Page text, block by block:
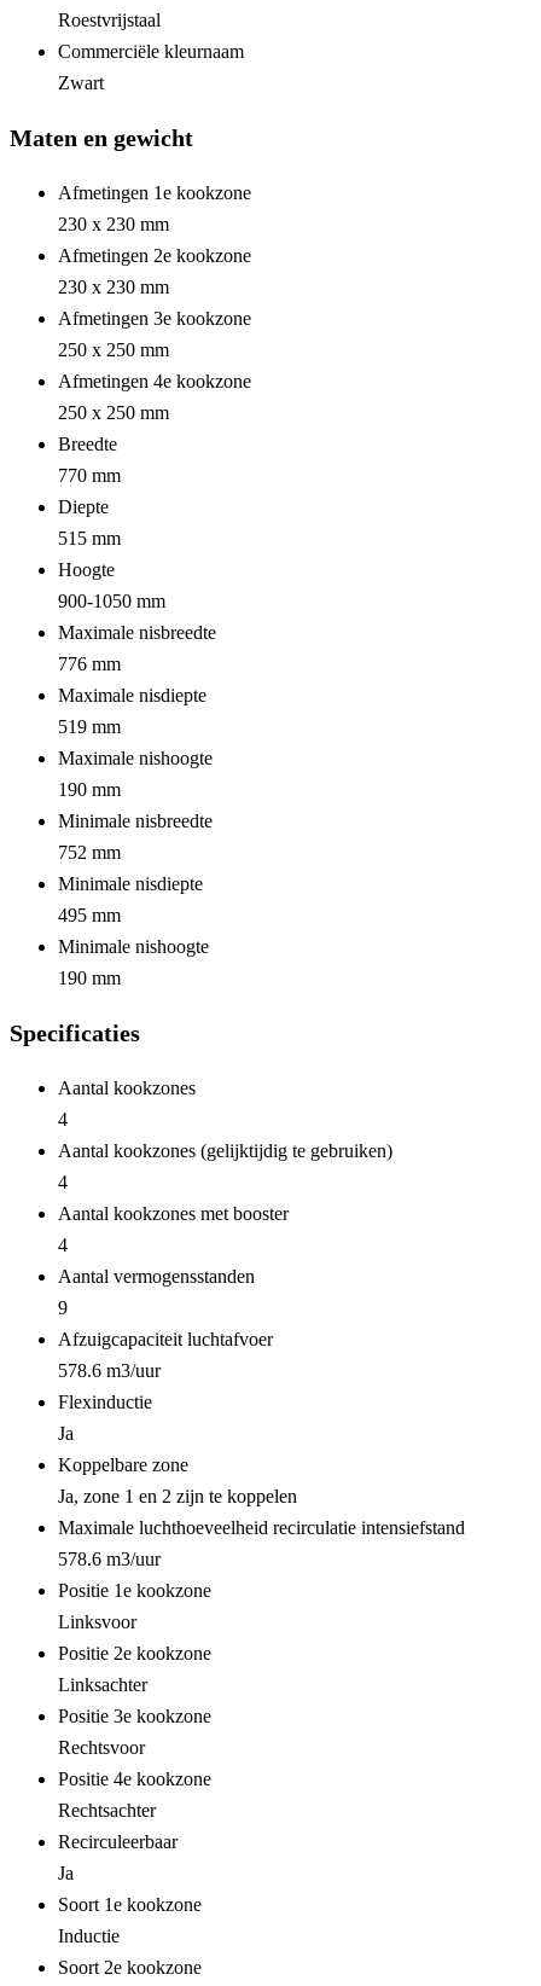
Roestvrijstaal
Commerciële kleurnaam
Zwart
Maten en gewicht
Afmetingen 1e kookzone
230 x 230 mm
Afmetingen 2e kookzone
230 x 230 mm
Afmetingen 3e kookzone
250 x 250 mm
Afmetingen 4e kookzone
250 x 250 mm
Breedte
770 mm
Diepte
515 mm
Hoogte
900-1050 mm
Maximale nisbreedte
776 mm
Maximale nisdiepte
519 mm
Maximale nishoogte
190 mm
Minimale nisbreedte
752 mm
Minimale nisdiepte
495 mm
Minimale nishoogte
190 mm
Specificaties
Aantal kookzones
4
Aantal kookzones (gelijktijdig te gebruiken)
4
Aantal kookzones met booster
4
Aantal vermogensstanden
9
Afzuigcapaciteit luchtafvoer
578.6 m3/uur
Flexinductie
Ja
Koppelbare zone
Ja, zone 1 en 2 zijn te koppelen
Maximale luchthoeveelheid recirculatie intensiefstand
578.6 m3/uur
Positie 1e kookzone
Linksvoor
Positie 2e kookzone
Linksachter
Positie 3e kookzone
Rechtsvoor
Positie 4e kookzone
Rechtsachter
Recirculeerbaar
Ja
Soort 1e kookzone
Inductie
Soort 2e kookzone